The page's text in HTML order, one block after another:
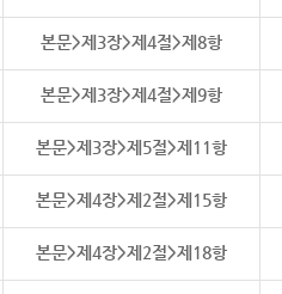
본문>제3장>제4절>제8항
본문>제3장>제4절>제9항
본문>제3장>제5절>제11항
본문>제4장>제2절>제15항
본문>제4장>제2절>제18항